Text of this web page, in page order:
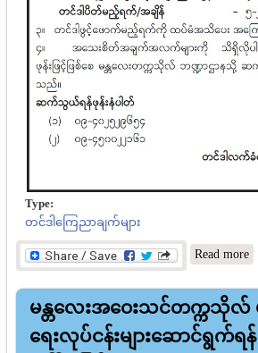
Type:
တင်ဒါကြေညာချက်များ
Read more
မန္တလေးအဝေးသင်တက္ကသိုလ်
ရေးလုပ်ငန်းများဆောင်ရွက်